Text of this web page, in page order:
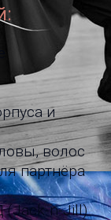
Горького
и
волос
партнёра
(Jack-n-Jill)